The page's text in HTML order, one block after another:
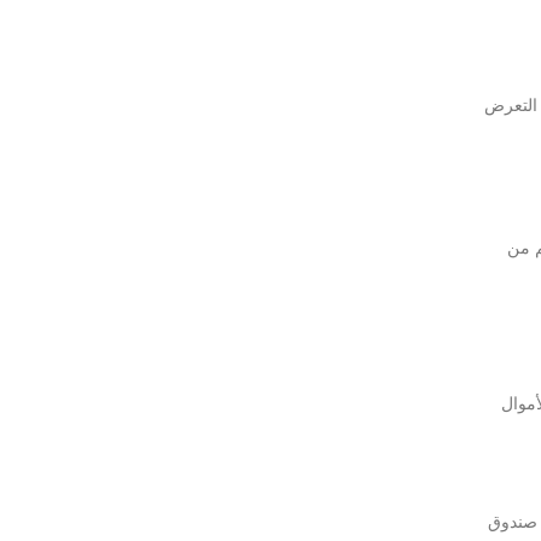
التعرض
من
صندوق